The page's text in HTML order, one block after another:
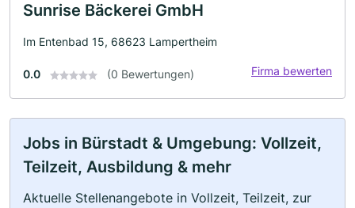
Sunrise Bäckerei GmbH
Im Entenbad 15, 68623 Lampertheim
0.0 (0 Bewertungen) Firma bewerten
Jobs in Bürstadt & Umgebung: Vollzeit,
Teilzeit, Ausbildung & mehr
Aktuelle Stellenangebote in Vollzeit, Teilzeit, zur